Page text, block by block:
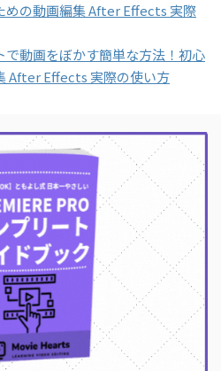
めの動画編集 After Effects 実際
で動画をぼかす簡単な方法！初心
After Effects 実際の使い方